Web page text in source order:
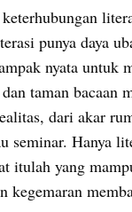
punya daya
nyata untuk
taman bacaan
dari akar
seminar. Hanya
itulah yang
kegemaran